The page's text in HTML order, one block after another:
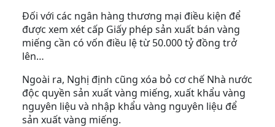
Đối với các ngân hàng thương mại điều kiện để
được xem xét cấp Giấy phép sản xuất bán vàng
miếng cần có vốn điều lệ từ 50.000 tỷ đồng trở
lên…
Ngoài ra, Nghị định cũng xóa bỏ cơ chế Nhà nước
độc quyền sản xuất vàng miếng, xuất khẩu vàng
nguyên liệu và nhập khẩu vàng nguyên liệu để
sản xuất vàng miếng.